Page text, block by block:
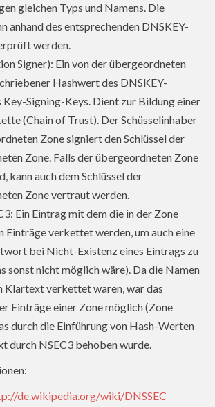
gleichen Typs und Namens. Die
anhand des entsprechenden DNSKEY-
werden.
Signer): Ein von der übergeordneten
Hashwert des DNSKEY-
Key-Signing-Keys. Dient zur Bildung einer
(Chain of Trust). Der Schüsselinhaber
Zone signiert den Schlüssel der
Zone. Falls der übergeordneten Zone
kann auch dem Schlüssel der
Zone vertraut werden.
Ein Eintrag mit dem die in der Zone
Einträge verkettet werden, um auch eine
bei Nicht-Existenz eines Eintrags zu
sonst nicht möglich wäre). Da die Namen
Klartext verkettet waren, war das
Einträge einer Zone möglich (Zone
durch die Einführung von Hash-Werten
durch NSEC3 behoben wurde.
de.wikipedia.org/wiki/DNSSEC